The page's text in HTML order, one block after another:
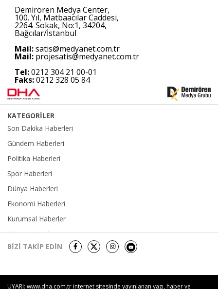
Demirören Medya Center,
100. Yıl, Matbaacılar Caddesi,
2264. Sokak, No:1, 34204,
Bağcılar/İstanbul
Mail:satis@medyanet.com.tr
Mail: projesatis@medyanet.com.tr
Tel:0212 304 21 00-01
Faks:0212 328 05 84
KATEGORİLER
Son Dakika Haberleri
Gündem Haberleri
Politika Haberleri
Spor Haberleri
Dünya Haberleri
Ekonomi Haberleri
Kurumsal Haberler
Eğitim Haberleri
Yerel Haberler
BİZİ TAKİP EDİN
UYARI: www.dha.com.tr internet sitesinde yayınlanan yazı, haber ve